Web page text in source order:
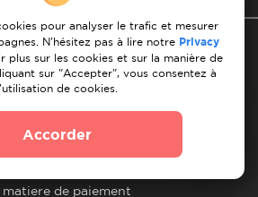
reussi
de paiement
pour analyser le trafic et mesurer
N'hésitez pas à lire notre Privacy
plus sur les cookies et sur la manière de
sur "Accepter", vous consentez à
l'utilisation de cookies.
Accorder